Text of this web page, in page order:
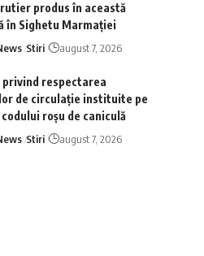
produs în această
în Sighetu Marmației
Stiri august 7, 2026
respectarea
de circulație instituite pe
roșu de caniculă
Stiri august 7, 2026